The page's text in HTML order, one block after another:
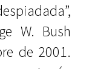
W. Bush
de 2001.